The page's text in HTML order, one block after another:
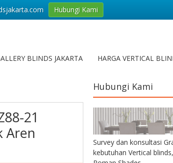
BLINDS JAKARTA HARGA VERTICAL
21
Aren
Hubungi Kami
Survey dan konsultasi
kebutuhan Vertical
Hubungi Kami